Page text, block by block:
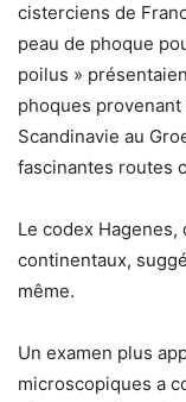
cisterciens de
peau de phoque
poilus »
phoques provenant
Scandinavie au
fascinantes routes
Le codex Hagenes,
continentaux,
même.
Un examen plus
microscopiques a